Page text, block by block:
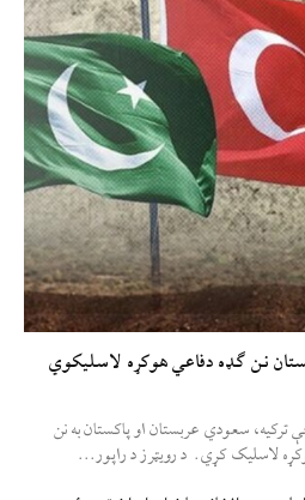
نن ګډه دفاعي هوکړه لاسلیکوي
سعودي عربستان او پاکستان به نن